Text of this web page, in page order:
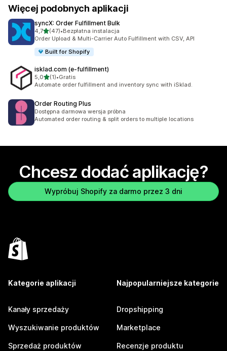
Więcej podobnych aplikacji
syncX: Order Fulfillment Bulk
4,7na 5 gwiazdek
(47)
Łączna liczba recenzji: 47
•Bezpłatna instalacja
Order Upload & Multi-Carrier Auto Fulfillment with CSV, API
Built for Shopify
isklad.com (e‑fulfillment)
5,0na 5 gwiazdek
(1)
Łączna liczba recenzji: 1
•Gratis
Automate order fulfillment and inventory sync with iSklad.
Order Routing Plus
Dostępna darmowa wersja próbna
Automated order routing & split orders to multiple locations
Chcesz dodać aplikację?
Wypróbuj Shopify za darmo przez 3 dni
Kategorie aplikacji
Kanały sprzedaży
Wyszukiwanie produktów
Sprzedaż produktów
Najpopularniejsze kategorie
Dropshipping
Marketplace
Recenzje produktu